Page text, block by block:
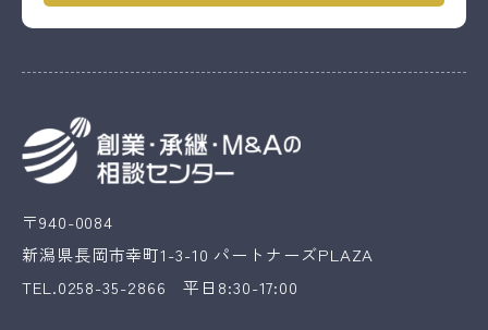
〒940-0084
新潟県長岡市幸町1-3-10 パートナーズPLAZA
TEL.0258-35-2866 平日8:30-17:00